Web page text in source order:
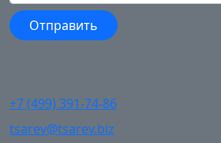
+7 (499) 391-74-86
tsarev@tsarev.biz